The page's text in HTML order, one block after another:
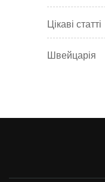
Цікаві статті
Швейцарія